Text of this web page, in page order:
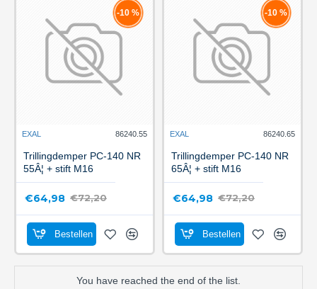
-10 %
EXAL 86240.55
Trillingdemper PC-140 NR
55Â¦ + stift M16
€64,98 €72,20
Bestellen
-10 %
EXAL 86240.65
Trillingdemper PC-140 NR
65Â¦ + stift M16
€64,98 €72,20
Bestellen
You have reached the end of the list.